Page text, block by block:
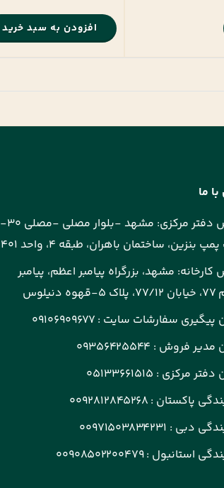
افزودن به سبد خرید
ما
آدرس دفتر مرکزی: مشهد -بلوار مصلی -مصلی 30-
بنزین، ساختمان باهران، طبقه 4، واحد 401
کارخانه: مشهد، بزرگراه پیامبر اعظم، پیامبر
پیگیری سفارشات سایت : 09106909677
مدیر فروش : 09356425544
دفتر مرکزی : 05133661515
پاکستان : 0092812845268
دبی : 00971503834231
استانبول :00908502200479